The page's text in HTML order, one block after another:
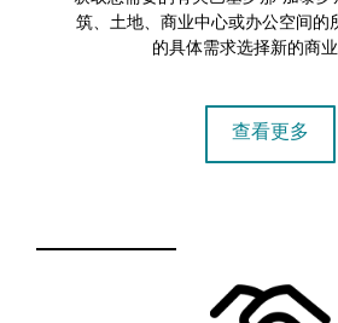
筑、土地、商业中心或办公空间的
的具体需求选择新的商业
查看更多